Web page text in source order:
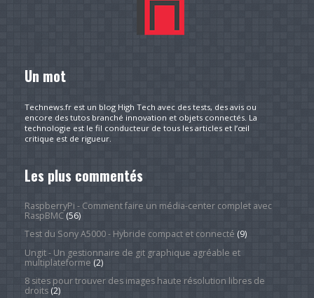
Un mot
Technews.fr est un blog High Tech avec des tests, des avis ou
encore des tutos branché innovation et objets connectés. La
technologie est le fil conducteur de tous les articles et l’œil
critique est de rigueur.
Les plus commentés
RaspberryPi - Comment faire un média-center complet avec
RaspBMC(56)
Test du Sony A5000 - Hybride compact et connecté (9)
Ungit - Un gestionnaire de git graphique agréable et
multiplateforme (2)
8 sites pour trouver des images haute résolution libres de
droits(2)